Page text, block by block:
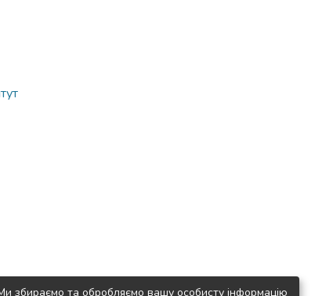
збираємо та обробляємо вашу особисту інформацію